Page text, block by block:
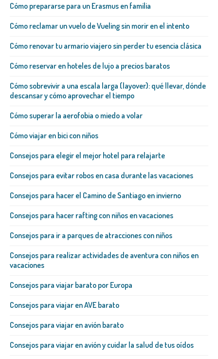
Cómo prepararse para un Erasmus en familia
Cómo reclamar un vuelo de Vueling sin morir en el intento
Cómo renovar tu armario viajero sin perder tu esencia clásica
Cómo reservar en hoteles de lujo a precios baratos
Cómo sobrevivir a una escala larga (layover): qué llevar, dónde
descansar y cómo aprovechar el tiempo
Cómo superar la aerofobia o miedo a volar
Cómo viajar en bici con niños
Consejos para elegir el mejor hotel para relajarte
Consejos para evitar robos en casa durante las vacaciones
Consejos para hacer el Camino de Santiago en invierno
Consejos para hacer rafting con niños en vacaciones
Consejos para ir a parques de atracciones con niños
Consejos para realizar actividades de aventura con niños en
vacaciones
Consejos para viajar barato por Europa
Consejos para viajar en AVE barato
Consejos para viajar en avión barato
Consejos para viajar en avión y cuidar la salud de tus oídos